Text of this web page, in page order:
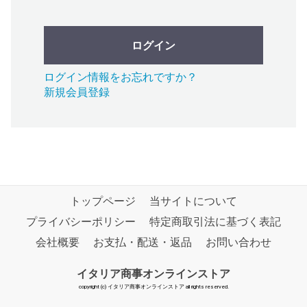
ログイン
ログイン情報をお忘れですか？
新規会員登録
トップページ
当サイトについて
プライバシーポリシー
特定商取引法に基づく表記
会社概要
お支払・配送・返品 お問い合わせ
イタリア商事オンラインストア
copyright (c) イタリア商事オンラインストア all rights reserved.